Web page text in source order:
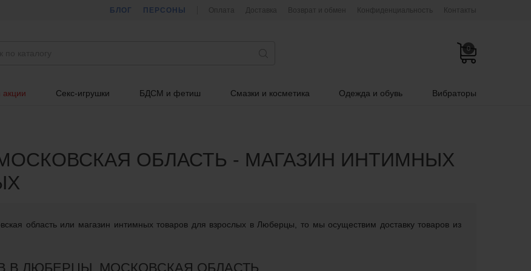
БЛОГ ПЕРСОНЫ Оплата Доставка Возврат и обмен Конфиденциальность Контакты
0
акции Секс-игрушки БДСМ и фетиш Смазки и косметика Одежда и обувь Вибраторы
ОБЛАСТЬ - МАГАЗИН ИНТИМНЫХ
область или магазин интимных товаров для взрослых в Люберцы, то мы осуществим доставку товаров из
В ЛЮБЕРЦЫ, МОСКОВСКАЯ ОБЛАСТЬ